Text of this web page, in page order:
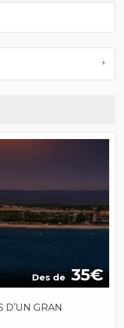
Des de 35
D’UN GRAN